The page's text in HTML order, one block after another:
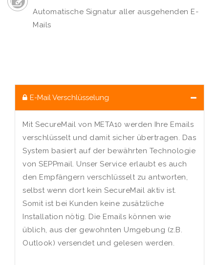
Automatische Signatur aller ausgehenden E-
Mails
E-Mail Verschlüsselung
Mit SecureMail von META10 werden Ihre Emails
verschlüsselt und damit sicher übertragen. Das
System basiert auf der bewährten Technologie
von SEPPmail. Unser Service erlaubt es auch
den Empfängern verschlüsselt zu antworten,
selbst wenn dort kein SecureMail aktiv ist.
Somit ist bei Kunden keine zusätzliche
Installation nötig. Die Emails können wie
üblich, aus der gewohnten Umgebung (z.B.
Outlook) versendet und gelesen werden.